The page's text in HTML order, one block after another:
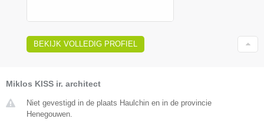
BEKIJK VOLLEDIG PROFIEL
Miklos KISS ir. architect
Niet gevestigd in de plaats Haulchin en in de provincie
Henegouwen.